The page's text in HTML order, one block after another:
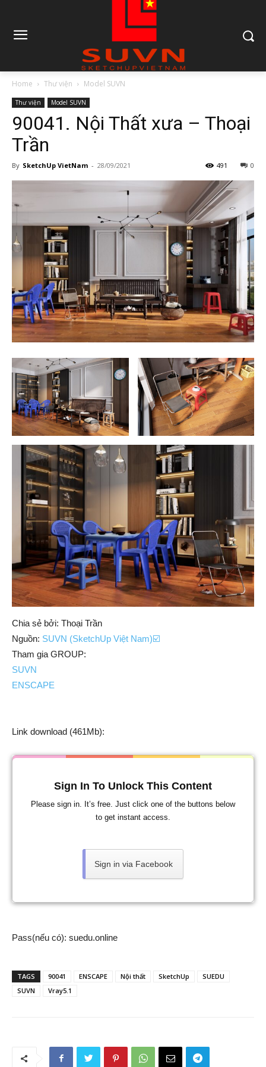
Home Thư viện Model SUVN
Thư viện Model SUVN
90041. Nội Thất xưa – Thoại
Trần
By SketchUp VietNam - 28/09/2021 0
491
Chia sẻ bởi: Thoại Trần
Nguồn: SUVN (SketchUp Việt Nam)☑️
Tham gia GROUP:
SUVN
ENSCAPE
Link download (461Mb):
Sign In To Unlock This Content
Please sign in. It’s free. Just click one of the buttons below
to get instant access.
Sign in via Facebook
Pass(nếu có): suedu.online
TAGS 90041 ENSCAPE Nội thất SketchUp
SUEDU
SUVN
Vray5.1